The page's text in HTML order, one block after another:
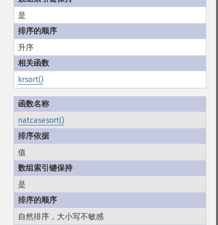
是
升序
krsort()
natcasesort()
值
是
自然排序，大小写不敏感